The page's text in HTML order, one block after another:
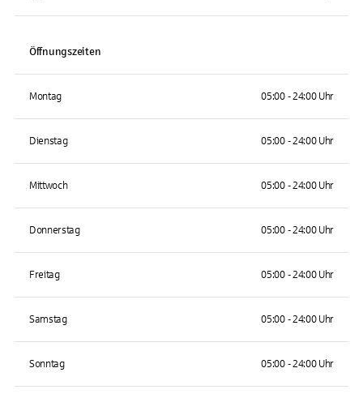
Öffnungszeiten
Montag 05:00 - 24:00 Uhr
Dienstag 05:00 - 24:00 Uhr
Mittwoch 05:00 - 24:00 Uhr
Donnerstag 05:00 - 24:00 Uhr
Freitag 05:00 - 24:00 Uhr
Samstag 05:00 - 24:00 Uhr
Sonntag 05:00 - 24:00 Uhr